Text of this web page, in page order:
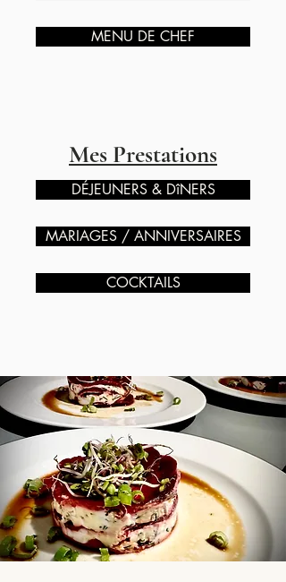
MENU DE CHEF
Mes Prestations
DÉJEUNERS & DîNERS
MARIAGES / ANNIVERSAIRES
COCKTAILS